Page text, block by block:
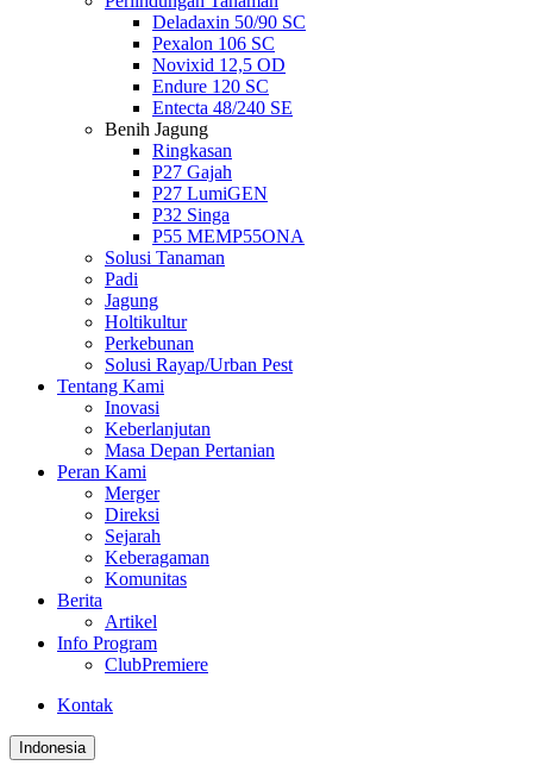
Deladaxin 50/90 SC
Pexalon 106 SC
Novixid 12,5 OD
Endure 120 SC
Entecta 48/240 SE
Benih Jagung
Ringkasan
P27 Gajah
P27 LumiGEN
P32 Singa
P55 MEMP55ONA
Solusi Tanaman
Padi
Jagung
Holtikultur
Perkebunan
Solusi Rayap/Urban Pest
Tentang Kami
Inovasi
Keberlanjutan
Masa Depan Pertanian
Peran Kami
Merger
Direksi
Sejarah
Keberagaman
Komunitas
Berita
Artikel
Info Program
ClubPremiere
Kontak
Indonesia